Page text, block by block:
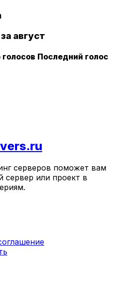
август
Последний голос
серверов поможет вам
сервер или проект в